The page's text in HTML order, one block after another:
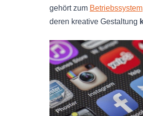
gehört zum Betriebssystem
deren kreative Gestaltung